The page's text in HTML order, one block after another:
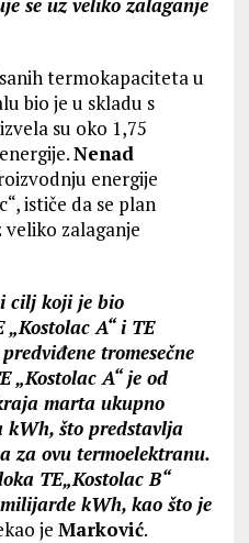
termokapaciteta u
bio je u skladu s
su oko 1,75
Nenad
energije
ističe da se plan
zalaganje
cilj koji je bio
A“ i TE
tromesečne
„Kostolac A“ je od
marta ukupno
kWh, što predstavlja
za ovu termoelektranu.
TE„Kostolac B“
kWh, kao što je
je Marković.